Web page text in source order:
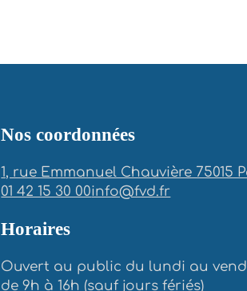
Nos coordonnées
1, rue Emmanuel Chauvière 75015
01 42 15 30 00info@fvd.fr
Horaires
Ouvert au public du lundi au
de 9h à 16h (sauf jours fériés)